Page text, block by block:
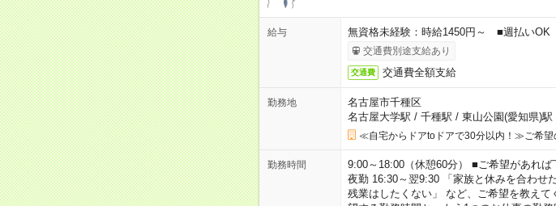
給与 無資格未経験：時給1450円～ ■週払い
交通費別途支給あり
交通費 交通費全額支給
勤務地
名古屋市千種区
名古屋大学駅 / 千種駅 / 東山公園(愛知県)駅
≪自宅からドアtoドアで30分以内！≫ご希望
勤務時間
9:00～18:00（休憩60分） ■ご希望があれ
夜勤 16:30～翌9:30 「家族と休みを合わせ
残業はしたくない」 など、ご希望を教え